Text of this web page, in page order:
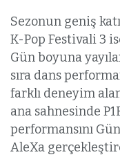
Sezonun geniş
K-Pop Festivali 3
Gün boyuna
sıra dans
farklı deneyim
ana sahnesinde
performansını
AleXa